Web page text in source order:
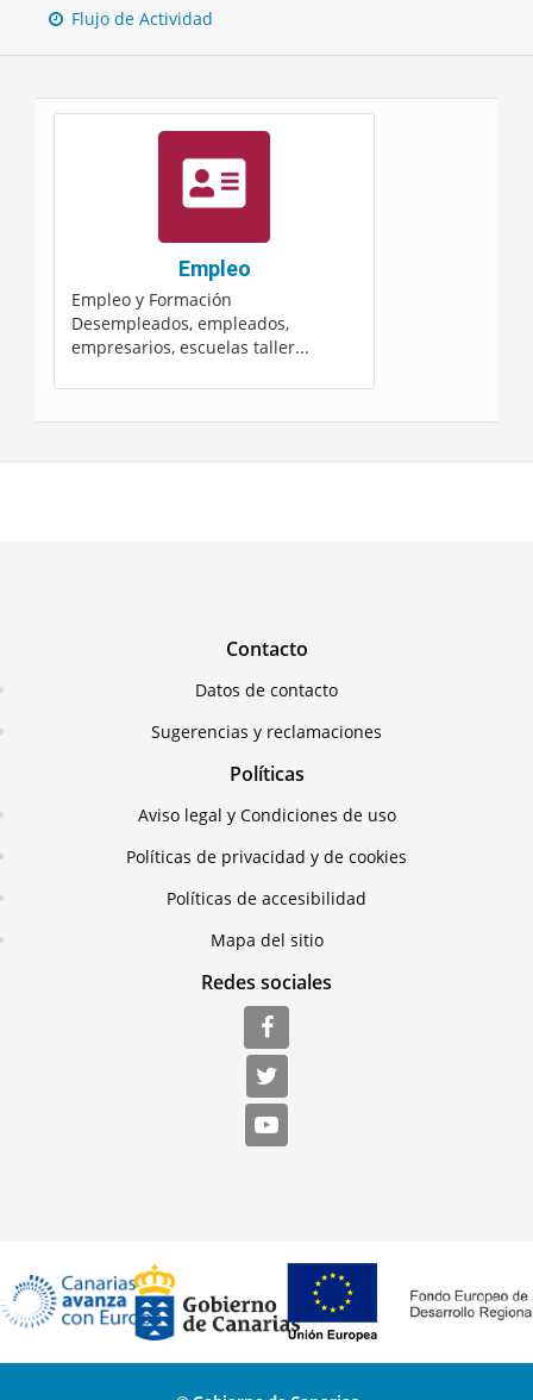
Flujo de Actividad
Empleo
Empleo y Formación
Desempleados, empleados,
empresarios, escuelas taller...
Contacto
Datos de contacto
Sugerencias y reclamaciones
Políticas
Aviso legal y Condiciones de uso
Políticas de privacidad y de cookies
Políticas de accesibilidad
Mapa del sitio
Redes sociales